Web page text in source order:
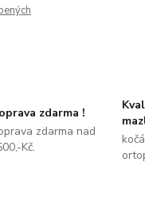
zdarma !
zdarma nad
Kč.